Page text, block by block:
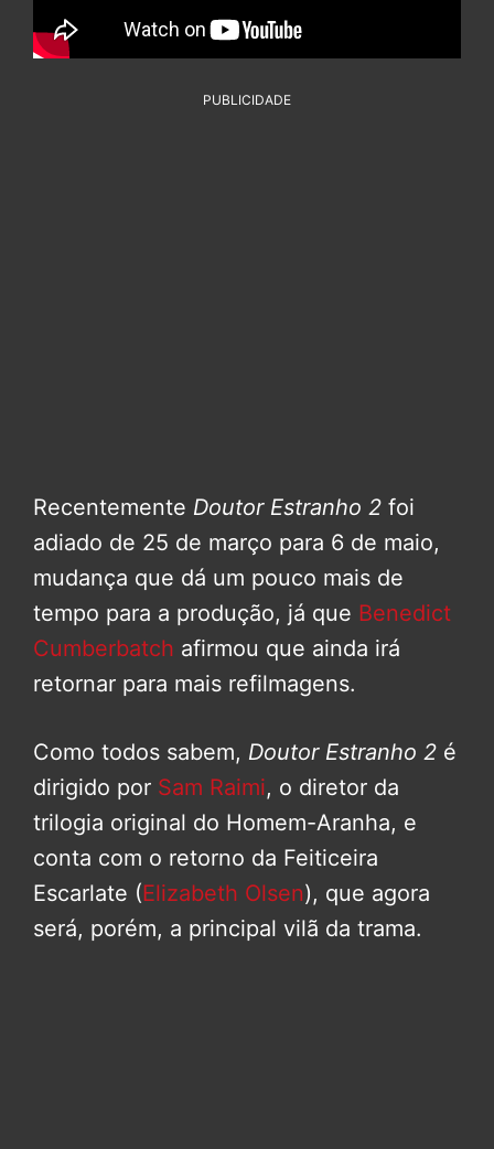
PUBLICIDADE
Recentemente Doutor Estranho 2 foi
adiado de 25 de março para 6 de maio,
mudança que dá um pouco mais de
tempo para a produção, já que Benedict
Cumberbatch afirmou que ainda irá
retornar para mais refilmagens.
Como todos sabem, Doutor Estranho 2 é
dirigido por Sam Raimi, o diretor da
trilogia original do Homem-Aranha, e
conta com o retorno da Feiticeira
Escarlate (Elizabeth Olsen), que agora
será, porém, a principal vilã da trama.